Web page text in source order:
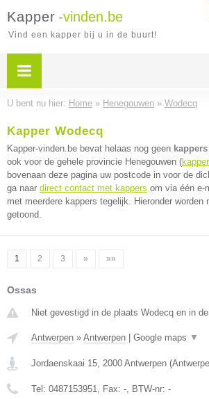
Kapper -vinden.be
Vind een kapper bij u in de buurt!
U bent nu hier: Home » Henegouwen » Wodecq
Kapper Wodecq
Kapper-vinden.be bevat helaas nog geen
ook voor de gehele provincie Henegouwen (
bovenaan deze pagina uw postcode in voor de
ga naar direct contact met kappers om via één e-
met meerdere kappers tegelijk. Hieronder worden
getoond.
1 2 3 » »»
Ossas
Niet gevestigd in de plaats Wodecq en in
Antwerpen » Antwerpen Google maps ▼
Jordaenskaai 15, 2000 Antwerpen (
Tel: 0487153951, Fax: -, BTW-nr: -